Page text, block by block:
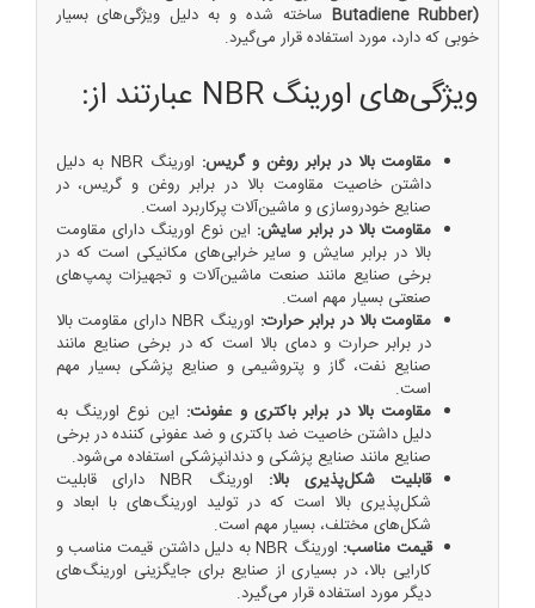
Butadiene Rubber) ساخته شده و به دلیل ویژگی‌های بسیار
خوبی که دارد، مورد استفاده قرار می‌گیرد.
ویژگی‌های اورینگ NBR عبارتند از:
مقاومت بالا در برابر روغن و گریس:
اورینگ NBR به دلیل
داشتن خاصیت مقاومت بالا در برابر روغن و گریس، در
صنایع خودروسازی و ماشین‌آلات پرکاربرد است.
مقاومت بالا در برابر سایش: این نوع اورینگ دارای مقاومت
بالا در برابر سایش و سایر خرابی‌های مکانیکی است که در
برخی صنایع مانند صنعت ماشین‌آلات و تجهیزات پمپ‌های
صنعتی بسیار مهم است.
مقاومت بالا در برابر حرارت:
اورینگ NBR دارای مقاومت بالا
در برابر حرارت و دمای بالا است که در برخی صنایع مانند
صنایع نفت، گاز و پتروشیمی و صنایع پزشکی بسیار مهم
است.
مقاومت بالا در برابر باکتری و عفونت: این نوع اورینگ به
دلیل داشتن خاصیت ضد باکتری و ضد عفونی کننده در برخی
صنایع مانند صنایع پزشکی و دندانپزشکی استفاده می‌شود.
قابلیت شکل‌پذیری بالا:
اورینگ NBR دارای قابلیت
شکل‌پذیری بالا است که در تولید اورینگ‌های با ابعاد و
شکل‌های مختلف، بسیار مهم است.
قیمت مناسب:
اورینگ NBR به دلیل داشتن قیمت مناسب و
کارایی بالا، در بسیاری از صنایع برای جایگزینی اورینگ‌های
دیگر مورد استفاده قرار می‌گیرد.